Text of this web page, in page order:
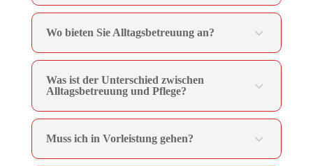
Wo bieten Sie Alltagsbetreuung an?
Was ist der Unterschied zwischen
Alltagsbetreuung und Pflege?
Muss ich in Vorleistung gehen?